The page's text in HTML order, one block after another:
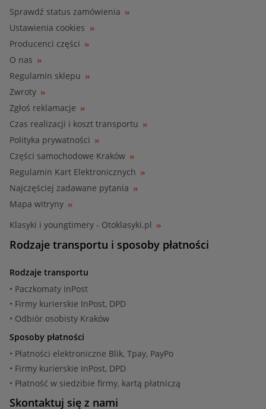
Sprawdź status zamówienia
Ustawienia cookies
Producenci części
O nas
Regulamin sklepu
Zwroty
Zgłoś reklamacje
Czas realizacji i koszt transportu
Polityka prywatności
Części samochodowe Kraków
Regulamin Kart Elektronicznych
Najczęściej zadawane pytania
Mapa witryny
Klasyki i youngtimery - Otoklasyki.pl
Rodzaje transportu i sposoby płatności
Rodzaje transportu
• Paczkomaty InPost
• Firmy kurierskie InPost, DPD
• Odbiór osobisty Kraków
Sposoby płatności
• Płatności elektroniczne Blik, Tpay, PayPo
• Firmy kurierskie InPost, DPD
• Płatność w siedzibie firmy, kartą płatniczą
Skontaktuj się z nami